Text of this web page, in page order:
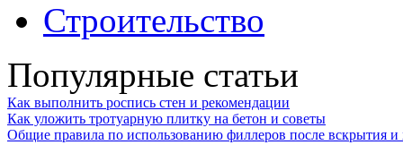
Строительство
Популярные статьи
Как выполнить роспись стен и рекомендации
Как уложить тротуарную плитку на бетон и советы
Общие правила по использованию филлеров после вскрытия и